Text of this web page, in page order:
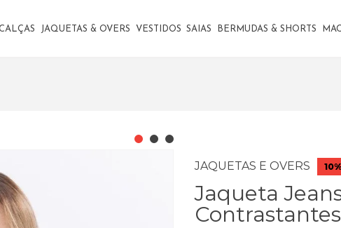
JAQUETAS & OVERS VESTIDOS SAIAS BERMUDAS & SHORTS
JAQUETAS E OVERS
Jaqueta